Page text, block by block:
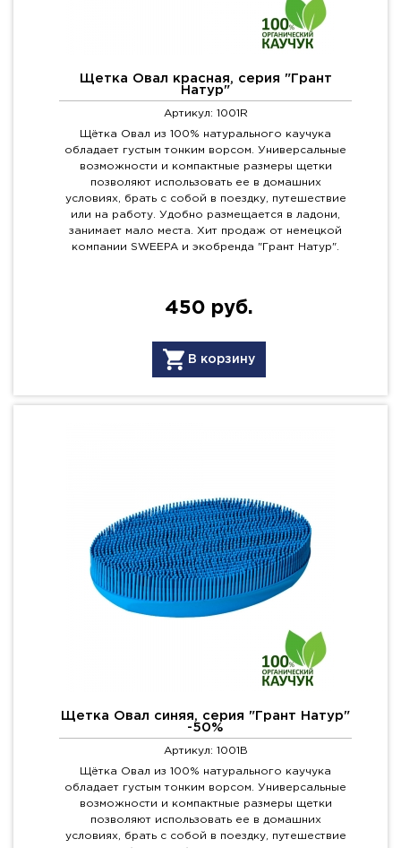
Щетка Овал красная, серия "Грант
Натур"
Артикул: 1001R
Щётка Овал из 100% натурального каучука
обладает густым тонким ворсом. Универсальные
возможности и компактные размеры щетки
позволяют использовать ее в домашних
условиях, брать с собой в поездку, путешествие
или на работу. Удобно размещается в ладони,
занимает мало места. Хит продаж от немецкой
компании SWEEPA и экобренда "Грант Натур".
450 руб.
В корзину
Щетка Овал синяя, серия "Грант Натур"
-50%
Артикул: 1001B
Щётка Овал из 100% натурального каучука
обладает густым тонким ворсом. Универсальные
возможности и компактные размеры щетки
позволяют использовать ее в домашних
условиях, брать с собой в поездку, путешествие